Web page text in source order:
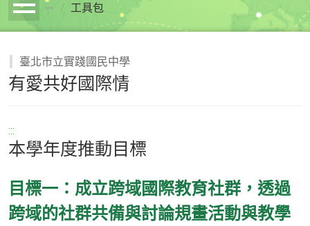
breadcrumb工具包
臺北市立實踐國民中學
有愛共好國際情
:::
本學年度推動目標
目標一：成立跨域國際教育社群，透過
跨域的社群共備與討論規畫活動與教學